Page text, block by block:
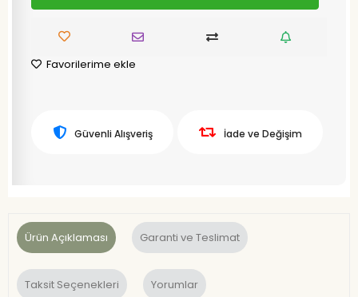
Favorilerime ekle
Güvenli Alışveriş İade ve Değişim
Ürün Açıklaması Garanti ve Teslimat
Taksit Seçenekleri Yorumlar